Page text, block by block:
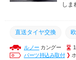
しま
直送タイヤ交換
直送タイヤ 交換
ルノー カングー
パーツ持込み取付